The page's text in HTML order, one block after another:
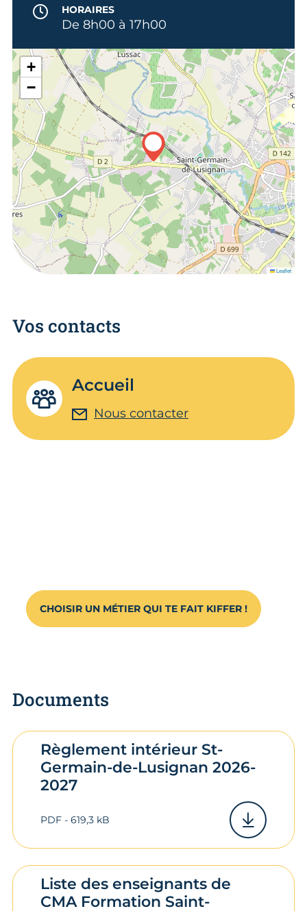
HORAIRES
De 8h00 à 17h00
+
−
Leaflet
Vos contacts
Accueil
Nous contacter
CHOISIR UN MÉTIER QUI TE FAIT KIFFER !
Documents
Règlement intérieur St-
Germain-de-Lusignan 2026-
2027
PDF - 619,3 kB
Liste des enseignants de
CMA Formation Saint-